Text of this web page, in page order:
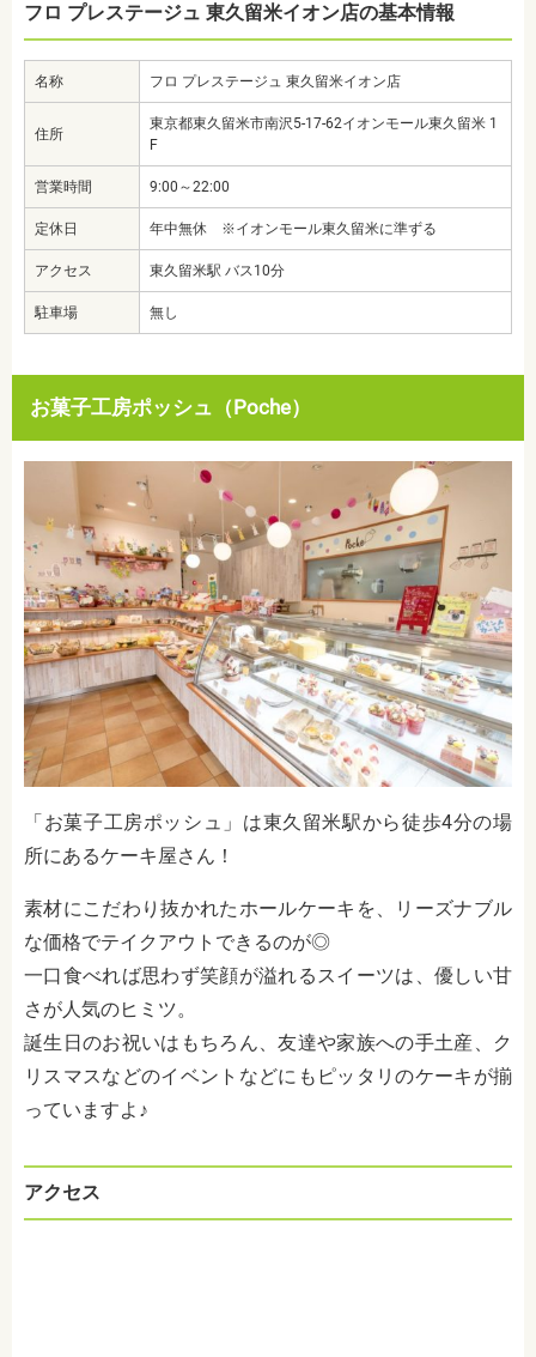
フロ プレステージュ 東久留米イオン店の基本情報
名称 フロ プレステージュ 東久留米イオン店
住所
東京都東久留米市南沢5-17-62イオンモール東久留米 1
F
営業時間 9:00～22:00
定休日 年中無休 ※イオンモール東久留米に準ずる
アクセス 東久留米駅 バス10分
駐車場 無し
お菓子工房ポッシュ（Poche）
「お菓子工房ポッシュ」は東久留米駅から徒歩4分の場
所にあるケーキ屋さん！
素材にこだわり抜かれたホールケーキを、リーズナブル
な価格でテイクアウトできるのが◎
一口食べれば思わず笑顔が溢れるスイーツは、優しい甘
さが人気のヒミツ。
誕生日のお祝いはもちろん、友達や家族への手土産、ク
リスマスなどのイベントなどにもピッタリのケーキが揃
っていますよ♪
アクセス